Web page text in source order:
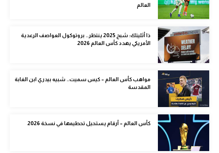
الوطن العربي
في المونديال
رياضة نسائية
أمريكا
ركن الألعاب
أقسام خاصة
العالم
ذا أثليتك: شبح 2025 ينتظر.. بروتوكول العواصف الرعدية
الأمريكي يهدد كأس العالم 2026
مواهب كأس العالم – كيس سميت.. شبيه بيدري ابن الغابة
المقدسة
كأس العالم – أرقام يستحيل تحطيمها في نسخة 2026